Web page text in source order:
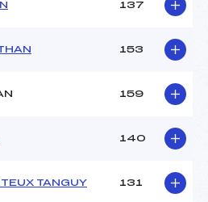
137
153
159
140
TANGUY 131